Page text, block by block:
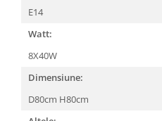
E14
Watt:
8X40W
Dimensiune:
D80cm H80cm